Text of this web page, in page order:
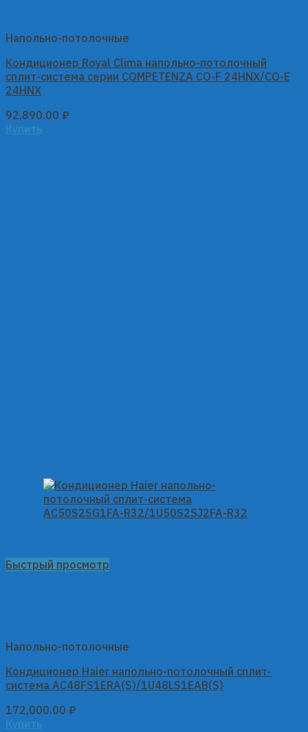
Напольно-потолочные
Кондиционер Royal Clima напольно-потолочный
сплит-система серии COMPETENZA CO-F 24HNX/CO-E
24HNX
92,890.00 ₽
Купить
Быстрый просмотр
Напольно-потолочные
Кондиционер Haier напольно-потолочный сплит-
система AC48FS1ERA(S)/1U48LS1EAB(S)
172,000.00 ₽
Купить